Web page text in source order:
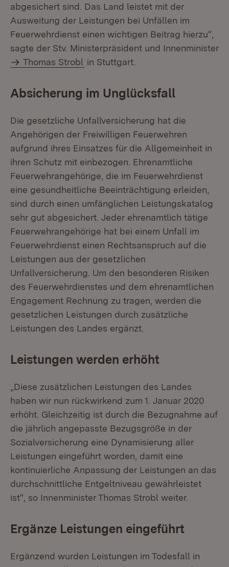
abgesichert sind. Das Land leistet mit der
Ausweitung der Leistungen bei Unfällen im
Feuerwehrdienst einen wichtigen Beitrag hierzu“,
sagte der Stv. Ministerpräsident und Innenminister
Thomas Strobl in Stuttgart.
Absicherung im Unglücksfall
Die gesetzliche Unfallversicherung hat die
Angehörigen der Freiwilligen Feuerwehren
aufgrund ihres Einsatzes für die Allgemeinheit in
ihren Schutz mit einbezogen. Ehrenamtliche
Feuerwehrangehörige, die im Feuerwehrdienst
eine gesundheitliche Beeinträchtigung erleiden,
sind durch einen umfänglichen Leistungskatalog
sehr gut abgesichert. Jeder ehrenamtlich tätige
Feuerwehrangehörige hat bei einem Unfall im
Feuerwehrdienst einen Rechtsanspruch auf die
Leistungen aus der gesetzlichen
Unfallversicherung. Um den besonderen Risiken
des Feuerwehrdienstes und dem ehrenamtlichen
Engagement Rechnung zu tragen, werden die
gesetzlichen Leistungen durch zusätzliche
Leistungen des Landes ergänzt.
Leistungen werden erhöht
„Diese zusätzlichen Leistungen des Landes
haben wir nun rückwirkend zum 1. Januar 2020
erhöht. Gleichzeitig ist durch die Bezugnahme auf
die jährlich angepasste Bezugsgröße in der
Sozialversicherung eine Dynamisierung aller
Leistungen eingeführt worden, damit eine
kontinuierliche Anpassung der Leistungen an das
durchschnittliche Entgeltniveau gewährleistet
ist“, so Innenminister Thomas Strobl weiter.
Ergänze Leistungen eingeführt
Ergänzend wurden Leistungen im Todesfall in